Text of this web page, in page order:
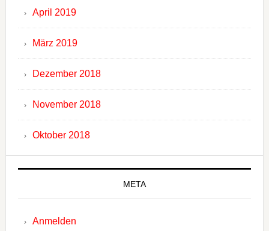
April 2019
März 2019
Dezember 2018
November 2018
Oktober 2018
META
Anmelden